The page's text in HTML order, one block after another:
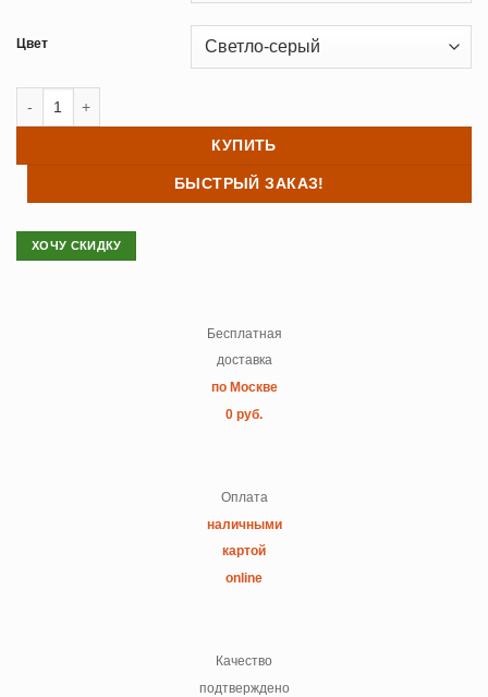
Цвет
КУПИТЬ
БЫСТРЫЙ ЗАКАЗ!
ХОЧУ СКИДКУ
Бесплатная
доставка
по Москве
0 руб.
Оплата
наличными
картой
online
Качество
подтверждено